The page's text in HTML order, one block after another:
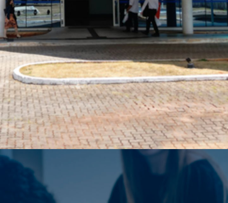
https://www.acheconcursos.com.br/noticias/novo-concurso-do-inss-ganha-forca-presidente-confirma-negociacoes-com-mgi-90513?utm_source=smedia&utm_medium=web-storie&utm_campaign=90513